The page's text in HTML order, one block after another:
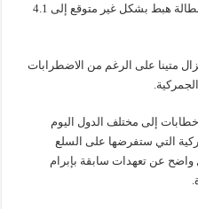
يونيو بما يتجاوز التوقعات، وأن معدل البطالة هبط بشكل غير متوقع إلى 4.1
متينا على الرغم من الاضطرابات
إلى مختلف الدول اليوم
التي ستفرضها على السلع
واضح عن تعهدات سابقة بإبرام